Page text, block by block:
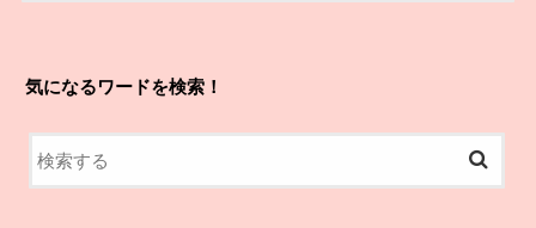
気になるワードを検索！